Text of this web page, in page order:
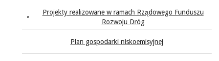
Projekty realizowane w ramach Rządowego Funduszu
Rozwoju Dróg
Plan gospodarki niskoemisyjnej